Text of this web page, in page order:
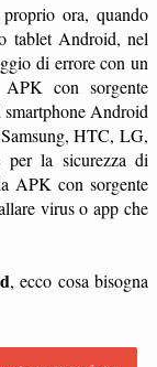
ora, quando
tablet Android, nel
di errore con un
con sorgente
Android
HTC, LG,
la sicurezza di
APK con sorgente
virus o app che
, ecco cosa bisogna